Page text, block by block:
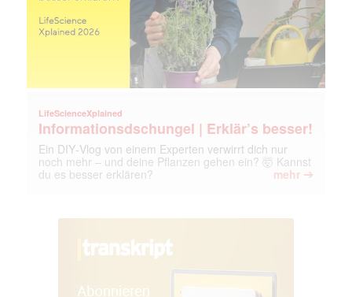
LifeScienceXplained
Informationsdschungel | Erklär’s besser!
Ein DIY‑Vlog von einem Experten verwirrt dich nur
noch mehr – und deine Pflanzen gehen ein? 🤯 Kannst
du es besser erklären?
mehr ➔